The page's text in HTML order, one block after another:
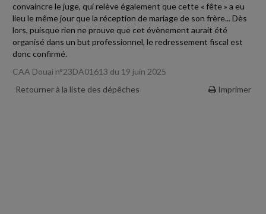
convaincre le juge, qui relève également que cette « fête » a eu
lieu le même jour que la réception de mariage de son frère... Dès
lors, puisque rien ne prouve que cet évènement aurait été
organisé dans un but professionnel, le redressement fiscal est
donc confirmé.
CAA Douai n°23DA01613 du 19 juin 2025
Retourner à la liste des dépêches
Imprimer